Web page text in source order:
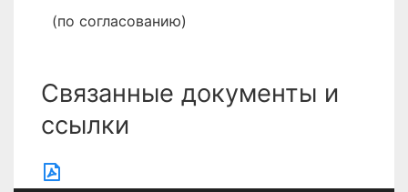
(по согласованию)
Связанные документы и
ссылки